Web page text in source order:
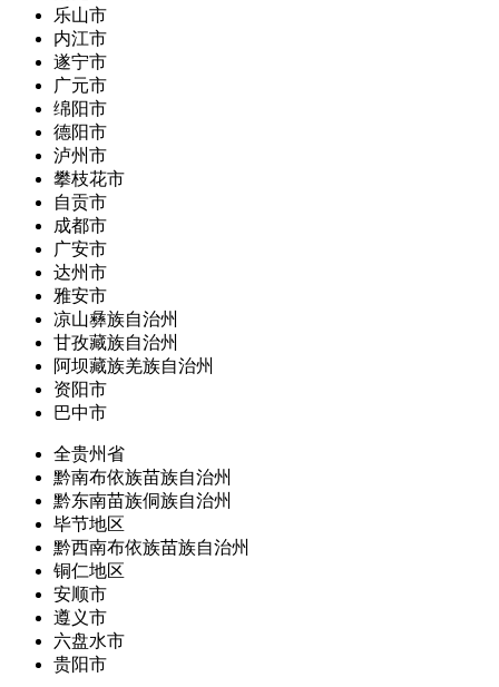
乐山市
内江市
遂宁市
广元市
绵阳市
德阳市
泸州市
攀枝花市
自贡市
成都市
广安市
达州市
雅安市
凉山彝族自治州
甘孜藏族自治州
阿坝藏族羌族自治州
资阳市
巴中市
全贵州省
黔南布依族苗族自治州
黔东南苗族侗族自治州
毕节地区
黔西南布依族苗族自治州
铜仁地区
安顺市
遵义市
六盘水市
贵阳市